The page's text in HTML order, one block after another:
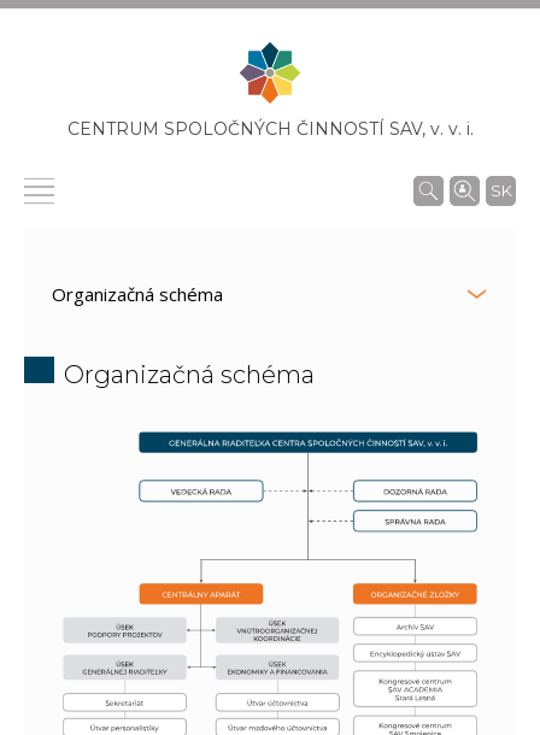
CENTRUM SPOLOČNÝCH ČINNOSTÍ SAV, v. v. i.
SK
Organizačná schéma